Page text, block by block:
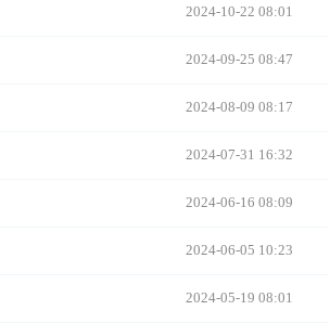
2024-10-22 08:01
2024-09-25 08:47
2024-08-09 08:17
2024-07-31 16:32
2024-06-16 08:09
2024-06-05 10:23
2024-05-19 08:01